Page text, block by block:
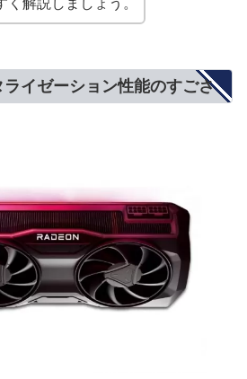
く解説しましょう。
イゼーション性能のすごさ